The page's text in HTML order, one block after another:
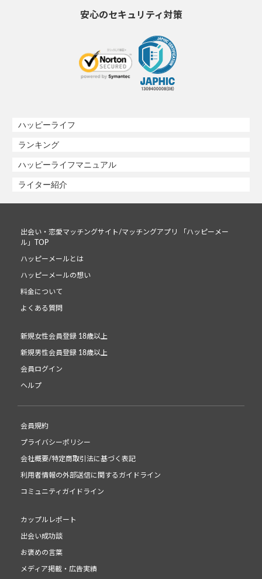
安心のセキュリティ対策
ハッピーライフ
ランキング
ハッピーライフマニュアル
ライター紹介
出会い・恋愛マッチングサイト/マッチングアプリ 「ハッピーメー
ル」TOP
ハッピーメールとは
ハッピーメールの想い
料金について
よくある質問
新規女性会員登録 18歳以上
新規男性会員登録 18歳以上
会員ログイン
ヘルプ
会員規約
プライバシーポリシー
会社概要/特定商取引法に基づく表記
利用者情報の外部送信に関するガイドライン
コミュニティガイドライン
カップルレポート
出会い成功談
お褒めの言葉
メディア掲載・広告実績